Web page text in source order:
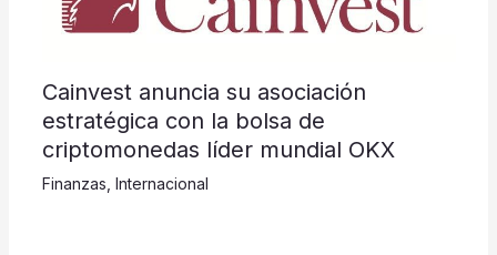
Cainvest anuncia su asociación
estratégica con la bolsa de
criptomonedas líder mundial OKX
Finanzas Internacional